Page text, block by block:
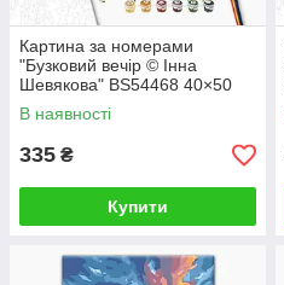
Картина за номерами
"Бузковий вечір © Інна
Шевякова" BS54468 40×50
см
В наявності
335 ₴
Купити